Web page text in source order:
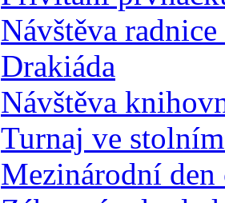
Návštěva radnice
Drakiáda
Návštěva
Turnaj ve
Mezinárodní